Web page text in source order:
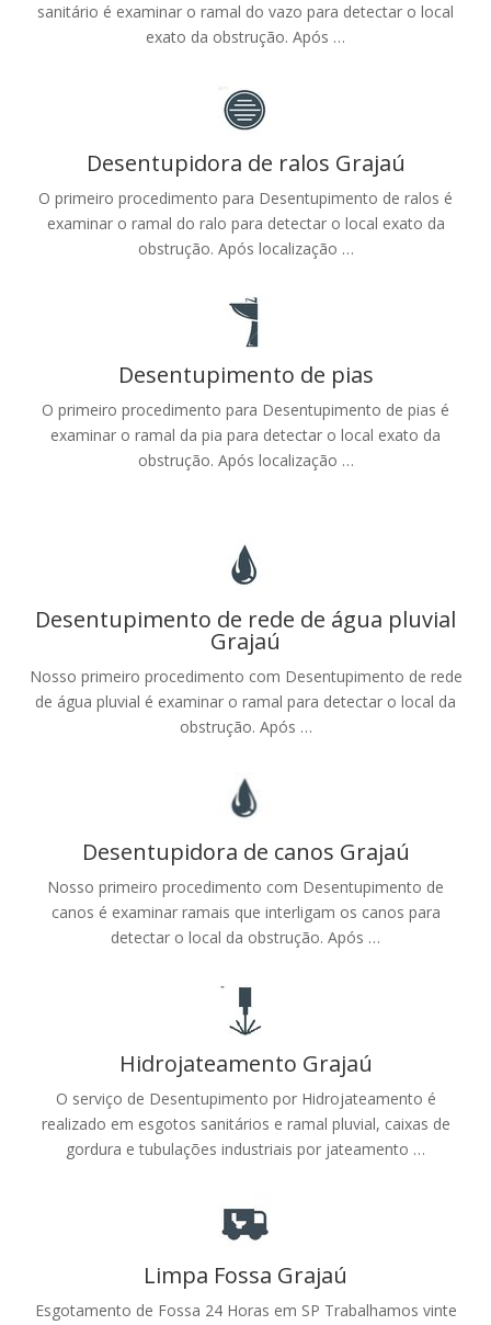
sanitário é examinar o ramal do vazo para detectar o local
exato da obstrução. Após …
Desentupidora de ralos Grajaú
O primeiro procedimento para Desentupimento de ralos é
examinar o ramal do ralo para detectar o local exato da
obstrução. Após localização …
Desentupimento de pias
O primeiro procedimento para Desentupimento de pias é
examinar o ramal da pia para detectar o local exato da
obstrução. Após localização …
Desentupimento de rede de água pluvial
Grajaú
Nosso primeiro procedimento com Desentupimento de rede
de água pluvial é examinar o ramal para detectar o local da
obstrução. Após …
Desentupidora de canos Grajaú
Nosso primeiro procedimento com Desentupimento de
canos é examinar ramais que interligam os canos para
detectar o local da obstrução. Após …
Hidrojateamento Grajaú
O serviço de Desentupimento por Hidrojateamento é
realizado em esgotos sanitários e ramal pluvial, caixas de
gordura e tubulações industriais por jateamento …
Limpa Fossa Grajaú
Esgotamento de Fossa 24 Horas em SP Trabalhamos vinte